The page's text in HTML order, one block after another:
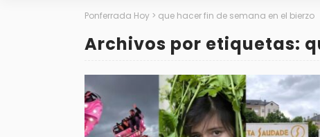
Ponferrada Hoy > que hacer fin de semana en el bierzo
Archivos por etiquetas: